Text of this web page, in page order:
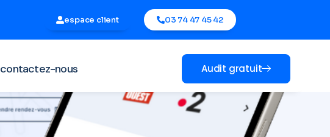
espace client 03 74 47 45 42
contactez-nous Audit gratuit